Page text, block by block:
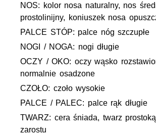
NOS: kolor nosa naturalny, nos
prostolinijny, koniuszek nosa
PALCE STÓP: palce nóg szczupłe
NOGI / NOGA: nogi długie
OCZY / OKO: oczy wąsko
normalnie osadzone
CZOŁO: czoło wysokie
PALCE / PALEC: palce rąk długie
TWARZ: cera śniada, twarz
zarostu